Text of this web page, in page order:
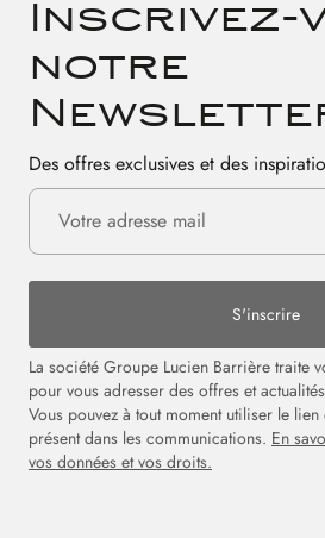
Inscrivez-
notre
Des offres exclusives et des
S'inscrire
La société Groupe Lucien Barrière traite
pour vous adresser des offres et
Vous pouvez à tout moment utiliser le
présent dans les communications. En
vos données et vos droits.